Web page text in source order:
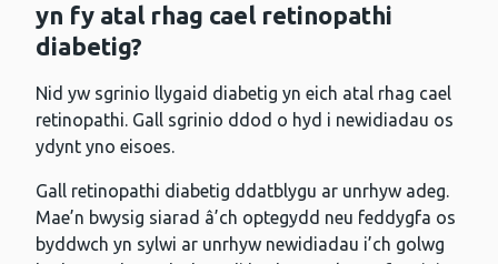
yn fy atal rhag cael retinopathi
diabetig?
Nid yw sgrinio llygaid diabetig yn eich atal rhag cael
retinopathi. Gall sgrinio ddod o hyd i newidiadau os
ydynt yno eisoes.
Gall retinopathi diabetig ddatblygu ar unrhyw adeg.
Mae’n bwysig siarad â’ch optegydd neu feddygfa os
byddwch yn sylwi ar unrhyw newidiadau i’ch golwg